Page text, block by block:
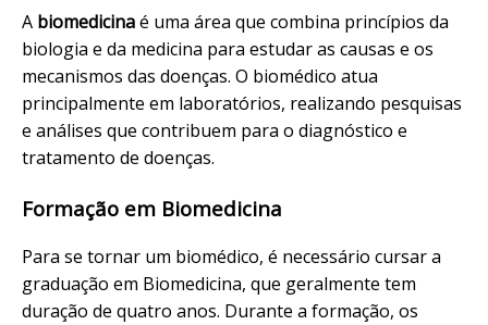
A biomedicinaé uma área que combina princípios da
biologia e da medicina para estudar as causas e os
mecanismos das doenças. O biomédico atua
principalmente em laboratórios, realizando pesquisas
e análises que contribuem para o diagnóstico e
tratamento de doenças.
Formação em Biomedicina
Para se tornar um biomédico, é necessário cursar a
graduação em Biomedicina, que geralmente tem
duração de quatro anos. Durante a formação, os